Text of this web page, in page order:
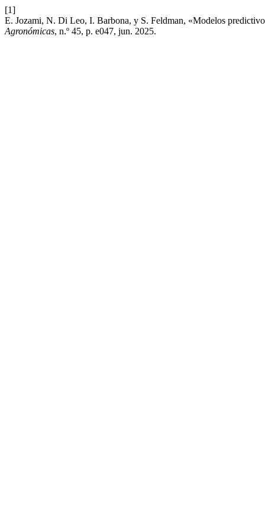
[1]
E. Jozami, N. Di Leo, I. Barbona, y S. Feldman, «Modelos
Agronómicas, n.º 45, p. e047, jun. 2025.